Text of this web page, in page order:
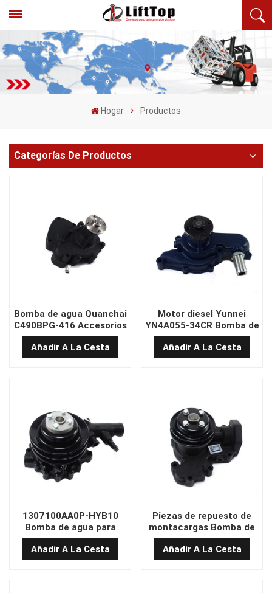
Hogar Productos
Categorías De Productos
Bomba de agua Quanchai
C490BPG-416 Accesorios
de piezas de carretillas
elevadoras eléctricas
4D32RG30-42100-1
Añadir A La Cesta
Motor diesel Yunnei
YN4A055-34CR Bomba de
agua Assy SHA4224 para
carretillas elevadoras
Añadir A La Cesta
1307100AA0P-HYB10
Bomba de agua para
carretilla elevadora Heli
de 5 toneladas. Pieza
original.
Añadir A La Cesta
Piezas de repuesto de
montacargas Bomba de
agua 1307010-D1B1 para
el motor diesel Xichai
CA6110/125G2
Añadir A La Cesta